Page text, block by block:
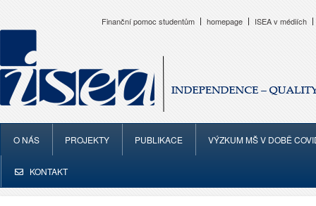
Finanční pomoc studentům homepage ISEA v médiích
O NÁS PROJEKTY PUBLIKACE VÝZKUM MŠ V DOBĚ
KONTAKT